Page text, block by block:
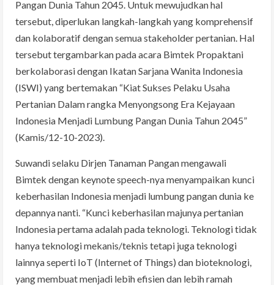
Pangan Dunia Tahun 2045. Untuk mewujudkan hal
tersebut, diperlukan langkah-langkah yang komprehensif
dan kolaboratif dengan semua stakeholder pertanian. Hal
tersebut tergambarkan pada acara Bimtek Propaktani
berkolaborasi dengan Ikatan Sarjana Wanita Indonesia
(ISWI) yang bertemakan “Kiat Sukses Pelaku Usaha
Pertanian Dalam rangka Menyongsong Era Kejayaan
Indonesia Menjadi Lumbung Pangan Dunia Tahun 2045”
(Kamis/12-10-2023).
Suwandi selaku Dirjen Tanaman Pangan mengawali
Bimtek dengan keynote speech-nya menyampaikan kunci
keberhasilan Indonesia menjadi lumbung pangan dunia ke
depannya nanti. “Kunci keberhasilan majunya pertanian
Indonesia pertama adalah pada teknologi. Teknologi tidak
hanya teknologi mekanis/teknis tetapi juga teknologi
lainnya seperti IoT (Internet of Things) dan bioteknologi,
yang membuat menjadi lebih efisien dan lebih ramah